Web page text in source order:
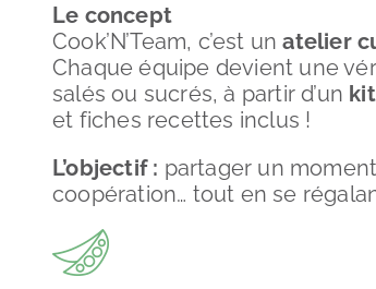
Le concept
Cook’N’Team, c’est unatelier
Chaque équipe devient une
salés ou sucrés, à partir d’un
et fiches recettes inclus !
L’objectif : partager un
coopération… tout en se